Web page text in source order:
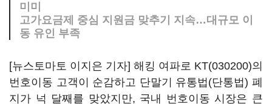
미미
고가요금제 중심 지원금 맞추기 지속…대규모 이
동 유인 부족
[뉴스토마토 이지은 기자] 해킹 여파로 KT(030200)의
번호이동 고객이 순감하고 단말기 유통법(단통법) 폐
지가 넉 달째를 맞았지만, 국내 번호이동 시장은 큰